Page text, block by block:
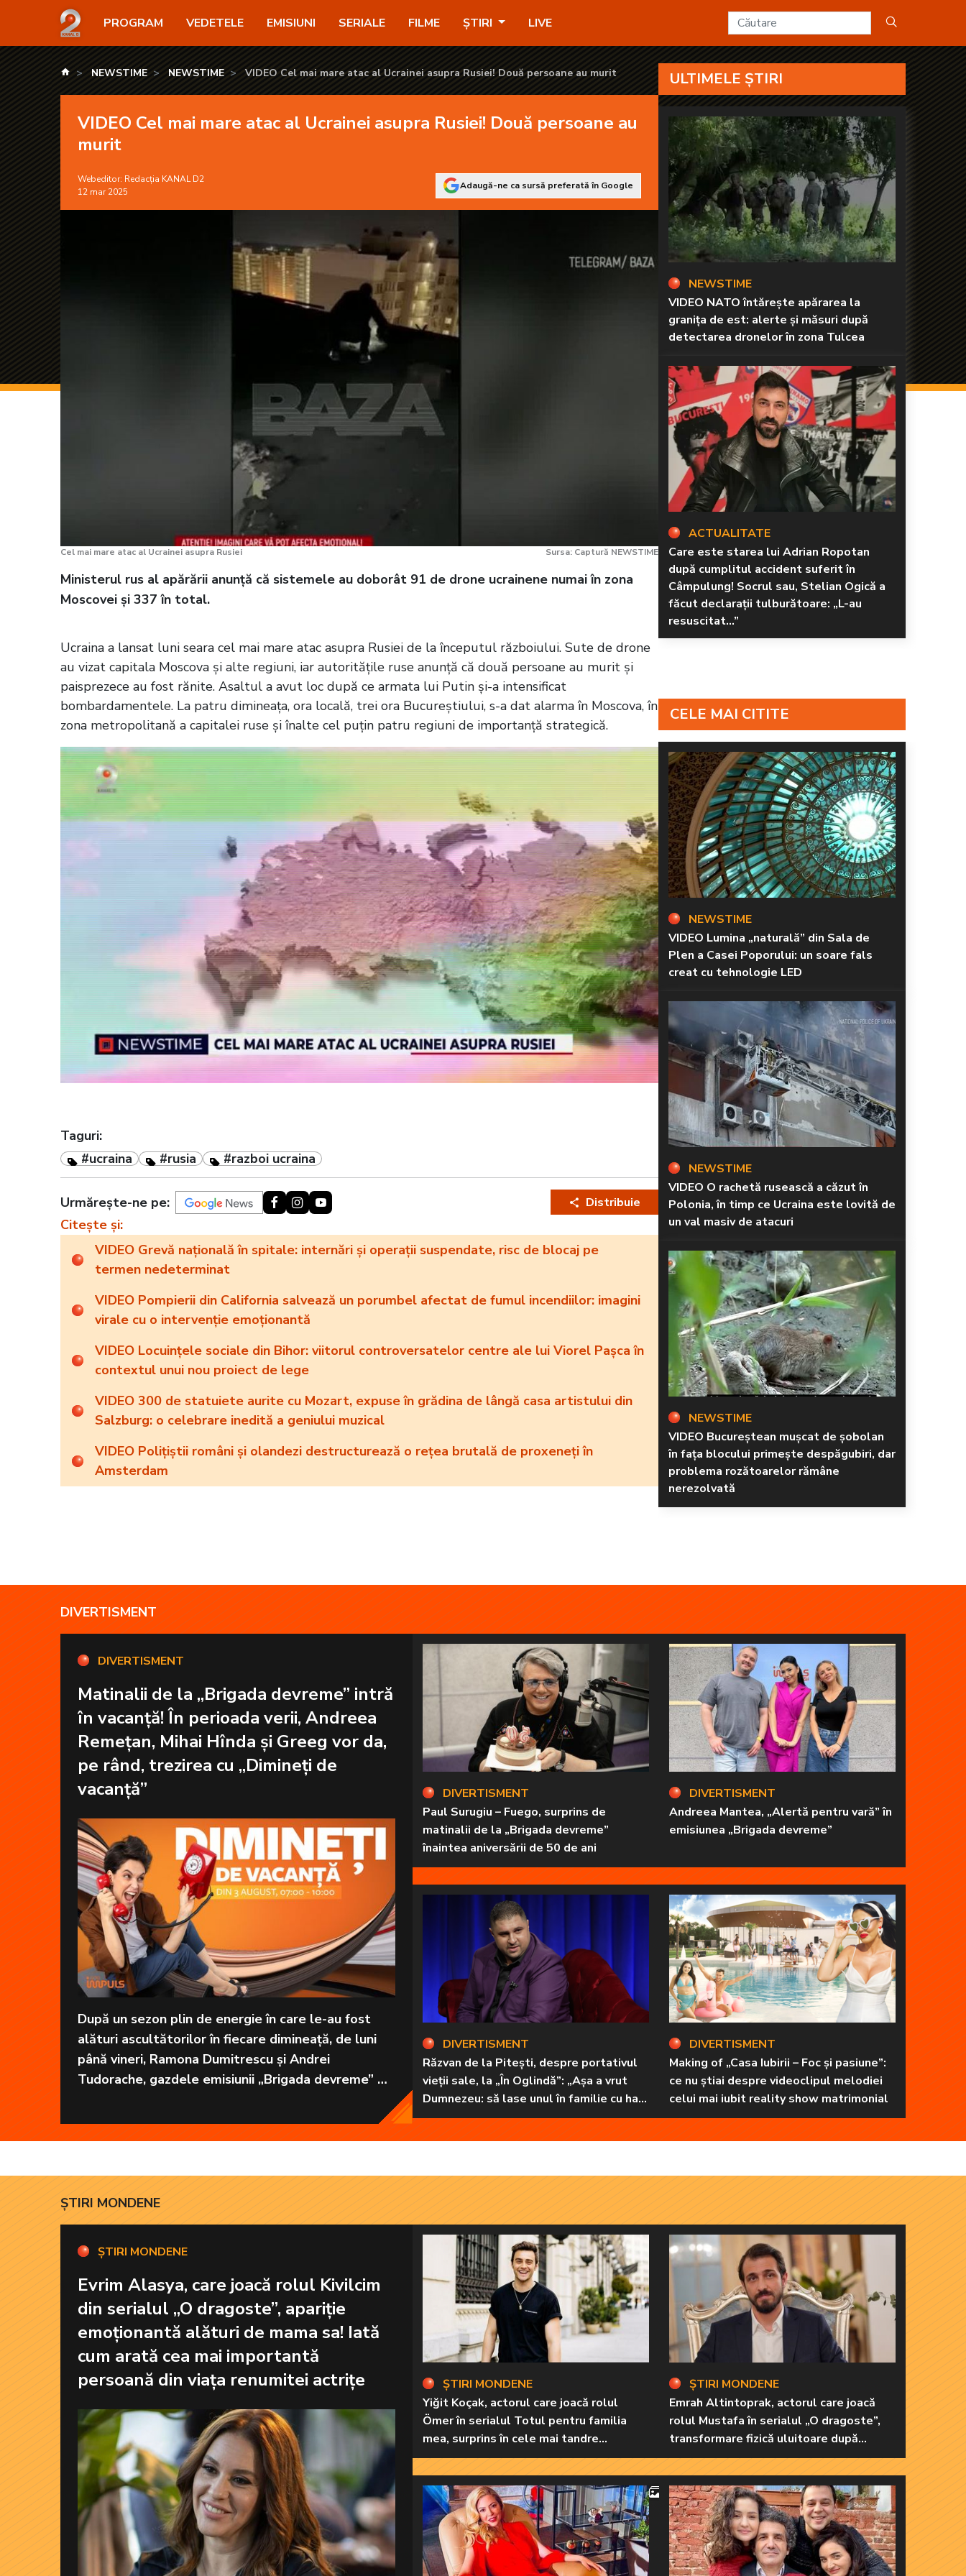
VIDEO Cel mai mare atac al Ucrainei asupra Rusiei! Două persoane au murit - KANAL D2
PROGRAM VEDETELE EMISIUNI SERIALE FILME ȘTIRI LIVE
kanald.ro
NEWSTIME NEWSTIME VIDEO Cel mai mare atac al Ucrainei asupra Rusiei! Două persoane au murit
VIDEO Cel mai mare atac al Ucrainei asupra Rusiei! Două persoane au
murit
Webeditor: Redacția KANAL D2
12 mar 2025
Adaugă-ne ca sursă preferată în Google
Cel mai mare atac al Ucrainei asupra Rusiei Sursa: Captură NEWSTIME
Ministerul rus al apărării anunță că sistemele au doborât 91 de drone ucrainene numai în zona
Moscovei și 337 în total.
ULTIMELE ȘTIRI
NEWSTIME
VIDEO NATO întărește apărarea la
granița de est: alerte și măsuri după
detectarea dronelor în zona Tulcea
ACTUALITATE
Care este starea lui Adrian Ropotan
după cumplitul accident suferit în
Câmpulung! Socrul sau, Stelian Ogică a
făcut declarații tulburătoare: „L-au
resuscitat...”
Ucraina a lansat luni seara cel mai mare atac asupra Rusiei de la începutul războiului. Sute de drone
au vizat capitala Moscova și alte regiuni, iar autoritățile ruse anunță că două persoane au murit și
paisprezece au fost rănite. Asaltul a avut loc după ce armata lui Putin și-a intensificat
bombardamentele. La patru dimineața, ora locală, trei ora Bucureștiului, s-a dat alarma în Moscova, în
zona metropolitană a capitalei ruse și înalte cel puțin patru regiuni de importanță strategică.
Taguri:
#ucraina
#rusia #razboi ucraina
Urmărește-ne pe: Distribuie
Citește și:
VIDEO Grevă națională în spitale: internări și operații suspendate, risc de blocaj pe
termen nedeterminat
VIDEO Pompierii din California salvează un porumbel afectat de fumul incendiilor: imagini
virale cu o intervenție emoționantă
VIDEO Locuințele sociale din Bihor: viitorul controversatelor centre ale lui Viorel Pașca în
contextul unui nou proiect de lege
VIDEO 300 de statuiete aurite cu Mozart, expuse în grădina de lângă casa artistului din
Salzburg: o celebrare inedită a geniului muzical
VIDEO Polițiștii români și olandezi destructurează o rețea brutală de proxeneți în
Amsterdam
CELE MAI CITITE
NEWSTIME
VIDEO Lumina „naturală” din Sala de
Plen a Casei Poporului: un soare fals
creat cu tehnologie LED
NEWSTIME
VIDEO O rachetă rusească a căzut în
Polonia, în timp ce Ucraina este lovită de
un val masiv de atacuri
NEWSTIME
VIDEO Bucureștean mușcat de șobolan
în fața blocului primește despăgubiri, dar
problema rozătoarelor rămâne
nerezolvată
DIVERTISMENT
DIVERTISMENT
Matinalii de la „Brigada devreme” intră
în vacanță! În perioada verii, Andreea
Remețan, Mihai Hînda și Greeg vor da,
pe rând, trezirea cu „Dimineți de
vacanță”
După un sezon plin de energie în care le-au fost
alături ascultătorilor în fiecare dimineață, de luni
până vineri, Ramona Dumitrescu și Andrei
Tudorache, gazdele emisiunii „Brigada devreme” de
DIVERTISMENT
Paul Surugiu – Fuego, surprins de
matinalii de la „Brigada devreme”
înaintea aniversării de 50 de ani
DIVERTISMENT
Răzvan de la Pitești, despre portativul
vieții sale, la „În Oglindă”: „Așa a vrut
Dumnezeu: să lase unul în familie cu har,
harul de a cânta, să poată să ofere
DIVERTISMENT
Andreea Mantea, „Alertă pentru vară” în
emisiunea „Brigada devreme”
DIVERTISMENT
Making of „Casa Iubirii – Foc și pasiune”:
ce nu știai despre videoclipul melodiei
celui mai iubit reality show matrimonial
ȘTIRI MONDENE
ȘTIRI MONDENE
Evrim Alasya, care joacă rolul Kivilcim
din serialul „O dragoste”, apariție
emoționantă alături de mama sa! Iată
cum arată cea mai importantă
persoană din viața renumitei actrițe
ȘTIRI MONDENE
Yiğit Koçak, actorul care joacă rolul
Ömer în serialul Totul pentru familia
mea, surprins în cele mai tandre
ipostaze! Ele sunt marile sale iubiri
4
ȘTIRI MONDENE
Emrah Altintoprak, actorul care joacă
rolul Mustafa în serialul „O dragoste”,
transformare fizică uluitoare după
încheierea filmărilor